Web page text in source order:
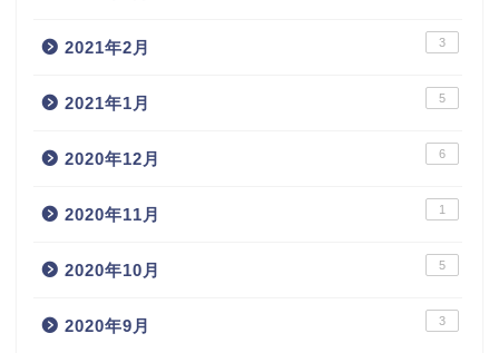
2021年2月 3
2021年1月 5
2020年12月 6
2020年11月 1
2020年10月 5
2020年9月 3